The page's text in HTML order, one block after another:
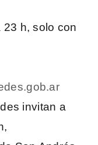
h, solo con
invitan a